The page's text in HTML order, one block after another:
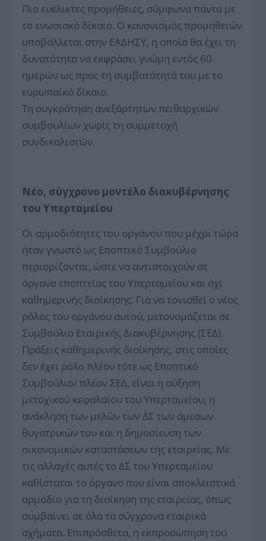
Πιο ευέλικτες προμήθειες, σύμφωνα πάντα με
το ενωσιακό δίκαιο. Ο κανονισμός προμηθειών
υποβάλλεται στην ΕΑΔΗΣΥ, η οποία θα έχει τη
δυνατότητα να εκφράσει γνώμη εντός 60
ημερών ως προς τη συμβατότητά του με το
ευρωπαϊκό δίκαιο.
Τη συγκρότηση ανεξάρτητων πειθαρχικών
συμβουλίων χωρίς τη συμμετοχή
συνδικαλιστών.
Νέο, σύγχρονο μοντέλο διακυβέρνησης
του Υπερταμείου
Οι αρμοδιότητες του οργάνου που μέχρι τώρα
ήταν γνωστό ως Εποπτικό Συμβούλιο
περιορίζονται, ώστε να αντιστοιχούν σε
όργανο εποπτείας του Υπερταμείου και όχι
καθημερινής διοίκησης. Για να τονισθεί ο νέος
ρόλος του οργάνου αυτού, μετονομάζεται σε
Συμβούλιο Εταιρικής Διακυβέρνησης (ΣΕΔ).
Πράξεις καθημερινής διοίκησης, στις οποίες
δεν έχει ρόλο πλέον τότε ως Εποπτικό
Συμβούλιο/ πλέον ΣΕΔ, είναι η αύξηση
μετοχικού κεφαλαίου του Υπερταμείου, η
ανάκληση των μελών των ΔΣ των άμεσων
θυγατρικών του και η δημοσίευση των
οικονομικών καταστάσεων της εταιρείας. Με
τις αλλαγές αυτές το ΔΣ του Υπερταμείου
καθίσταται το όργανο που είναι αποκλειστικά
αρμόδιο για τη διοίκηση της εταιρείας, όπως
συμβαίνει σε όλα τα σύγχρονα εταιρικά
σχήματα. Επιπρόσθετα, η εκπροσώπηση του